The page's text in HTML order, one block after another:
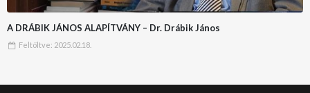
A DRÁBIK JÁNOS ALAPÍTVÁNY – Dr. Drábik János
Feltöltve: 2025.02.18.